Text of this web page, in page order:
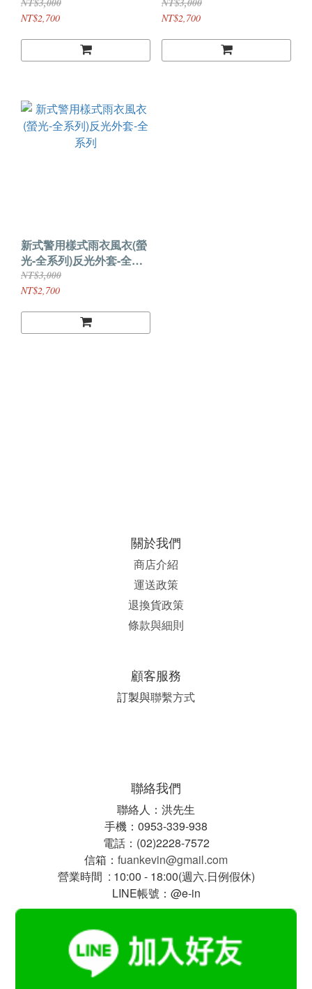
NT$3,000
NT$2,700
NT$3,000
NT$2,700
新式警用樣式雨衣風衣(螢
光-全系列)反光外套-全系
列
NT$3,000
NT$2,700
關於我們
商店介紹
運送政策
退換貨政策
條款與細則
顧客服務
訂製與聯繫方式
聯絡我們
聯絡人：洪先生
手機：0953-339-938
電話：(02)2228-7572
信箱： fuankevin@gmail.com
營業時間 : 10:00 - 18:00(週六.日例假休)
LINE帳號：@e-in